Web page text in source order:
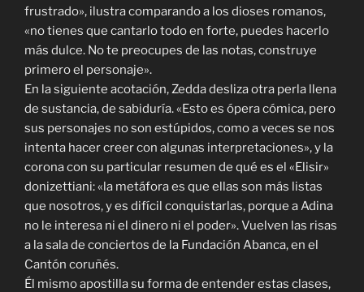
frustrado», ilustra comparando a los dioses romanos,
«no tienes que cantarlo todo en forte, puedes hacerlo
más dulce. No te preocupes de las notas, construye
primero el personaje».
En la siguiente acotación, Zedda desliza otra perla llena
de sustancia, de sabiduría. «Esto es ópera cómica, pero
sus personajes no son estúpidos, como a veces se nos
intenta hacer creer con algunas interpretaciones», y la
corona con su particular resumen de qué es el «Elisir»
donizettiani: «la metáfora es que ellas son más listas
que nosotros, y es difícil conquistarlas, porque a Adina
no le interesa ni el dinero ni el poder». Vuelven las risas
a la sala de conciertos de la Fundación Abanca, en el
Cantón coruñés.
Él mismo apostilla su forma de entender estas clases,